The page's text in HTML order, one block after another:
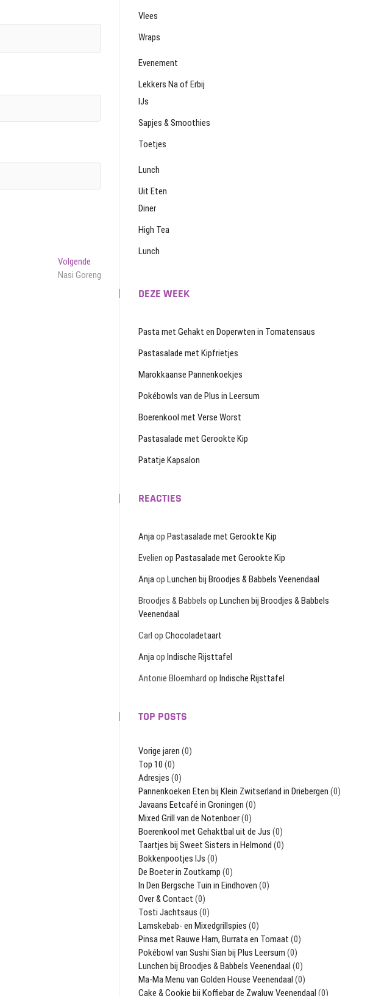
Volgende
bericht:
Nasi Goreng
Vlees
Wraps
Evenement
Lekkers Na of Erbij
IJs
Sapjes & Smoothies
Toetjes
Lunch
Uit Eten
Diner
High Tea
Lunch
DEZE WEEK
Pasta met Gehakt en Doperwten in Tomatensaus
Pastasalade met Kipfrietjes
Marokkaanse Pannenkoekjes
Pokébowls van de Plus in Leersum
Boerenkool met Verse Worst
Pastasalade met Gerookte Kip
Patatje Kapsalon
REACTIES
Anjaop Pastasalade met Gerookte Kip
Evelien op Pastasalade met Gerookte Kip
Anjaop Lunchen bij Broodjes & Babbels Veenendaal
Broodjes & Babbels op Lunchen bij Broodjes & Babbels
Veenendaal
Carl op Chocoladetaart
Anjaop Indische Rijsttafel
Antonie Bloemhard op Indische Rijsttafel
TOP POSTS
Vorige jaren (0)
Top 10 (0)
Adresjes (0)
Pannenkoeken Eten bij Klein Zwitserland in Driebergen (0)
Javaans Eetcafé in Groningen (0)
Mixed Grill van de Notenboer(0)
Boerenkool met Gehaktbal uit de Jus (0)
Taartjes bij Sweet Sisters in Helmond (0)
Bokkenpootjes IJs (0)
De Boeter in Zoutkamp (0)
In Den Bergsche Tuin in Eindhoven (0)
Over & Contact (0)
Tosti Jachtsaus (0)
Lamskebab- en Mixedgrillspies (0)
Pinsa met Rauwe Ham, Burrata en Tomaat (0)
Pokébowl van Sushi Sian bij Plus Leersum (0)
Lunchen bij Broodjes & Babbels Veenendaal (0)
Ma-Ma Menu van Golden House Veenendaal (0)
Cake & Cookie bij Koffiebar de Zwaluw Veenendaal (0)